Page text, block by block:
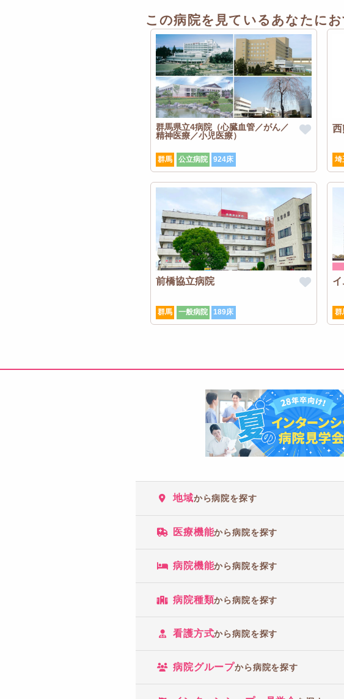
この病院を見ているあなたに
群馬県立4病院（心臓血管／がん／
精神医療／小児医療）
群馬 公立病院 924床 埼
前橋協立病院
群馬 一般病院 189床 群
地域から病院を探す
医療機能から病院を探す
病院機能から病院を探す
病院種類から病院を探す
看護方式から病院を探す
病院グループから病院を探す